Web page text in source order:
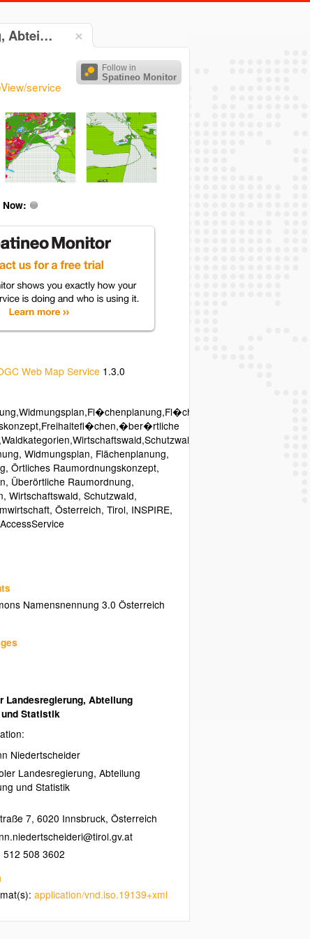
Abtei…
Follow in
Spatineo Monitor
service
Now:
Web Map Service 1.3.0
,Widmungsplan, Flächenplanung,
,Örtliches Raumordnungskonzept,
, Überörtliche Raumordnung,
,Wirtschaftswald,Schutzwald,
,Österreich,Tirol, INSPIRE,
Namensnennung 3.0 Österreich
Landesregierung, Abteilung
und Statistik
Niedertscheider
Landesregierung, Abteilung
und Statistik
7, 6020 Innsbruck, Österreich
512 508 3602
application/vnd.iso.19139+xml